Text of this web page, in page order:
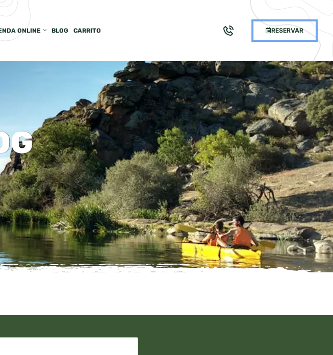
ONLINE BLOG CARRITO RESERVAR